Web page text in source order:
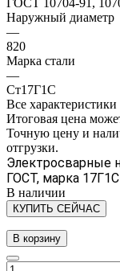
Наружный диаметр
—
820
Марка стали
—
Ст17Г1С
Все характеристики
Итоговая цена
Точную цену и
отгрузки.
Электросварные
ГОСТ, марка
В наличии
КУПИТЬ СЕЙЧАС
В корзину